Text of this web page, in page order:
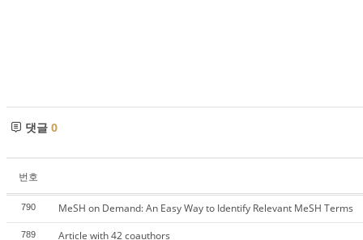
댓글 0
번호
790 MeSH on Demand: An Easy Way to Identify Relevant MeSH Terms
789 Article with 42 coauthors